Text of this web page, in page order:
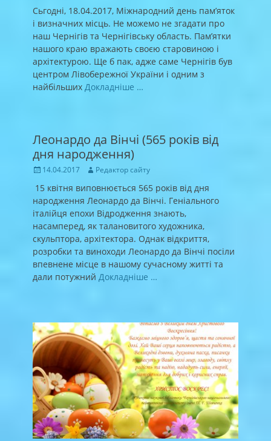
Сьгодні, 18.04.2017, Міжнародний день пам’яток
і визначних місць. Не можемо не згадати про
наш Чернігів та Чернігівську область. Пам’ятки
нашого краю вражають своєю старовиною і
архітектурою. Ще б пак, адже саме Чернігів був
центром Лівобережної України і одним з
найбільших Докладніше …
Леонардо да Вінчі (565 років від
дня народження)
Posted
14.04.2017 Author
Редактор сайту
15 квітня виповнюється 565 років від дня
народження Леонардо да Вінчі. Геніального
італійця епохи Відродження знають,
насамперед, як талановитого художника,
скульптора, архітектора. Однак відкриття,
розробки та виноходи Леонардо да Вінчі посіли
впевнене місце в нашому сучасному житті та
дали потужний Докладніше …